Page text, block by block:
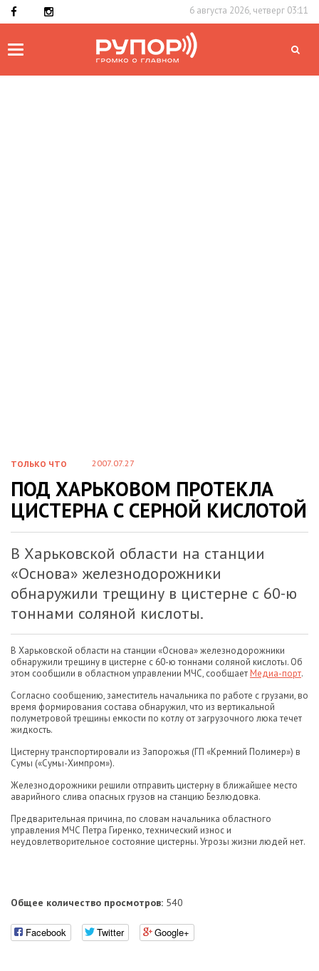
6 августа 2026, четверг 03:11
Toggle
ТОЛЬКО ЧТО 2007.07.27
ПОД ХАРЬКОВОМ ПРОТЕКЛА
ЦИСТЕРНА С СЕРНОЙ КИСЛОТОЙ
В Харьковской области на станции
«Основа» железнодорожники
обнаружили трещину в цистерне с 60-ю
тоннами соляной кислоты.
В Харьковской области на станции «Основа» железнодорожники
обнаружили трещину в цистерне с 60-ю тоннами соляной кислоты. Об
этом сообщили в областном управлении МЧС, сообщаетМедиа-порт.
Согласно сообщению, заместитель начальника по работе с грузами, во
время формирования состава обнаружил, что из вертикальной
полуметровой трещины емкости по котлу от загрузочного люка течет
жидкость.
Цистерну транспортировали из Запорожья (ГП «Кремний Полимер») в
Сумы («Сумы-Химпром»).
Железнодорожники решили отправить цистерну в ближайшее место
аварийного слива опасных грузов на станцию Безлюдовка.
Предварительная причина, по словам начальника областного
управления МЧС Петра Гиренко, технический износ и
неудовлетворительное состояние цистерны. Угрозы жизни людей нет.
Общее количество просмотров: 540
Facebook Twitter Google+